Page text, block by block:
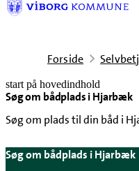
Forside
start på hovedindhold
Søg om bådplads i Hjarbæk
Søg om plads til din båd i
senest opdateret 29. juni 2026
Søg om bådplads i Hjarbæk